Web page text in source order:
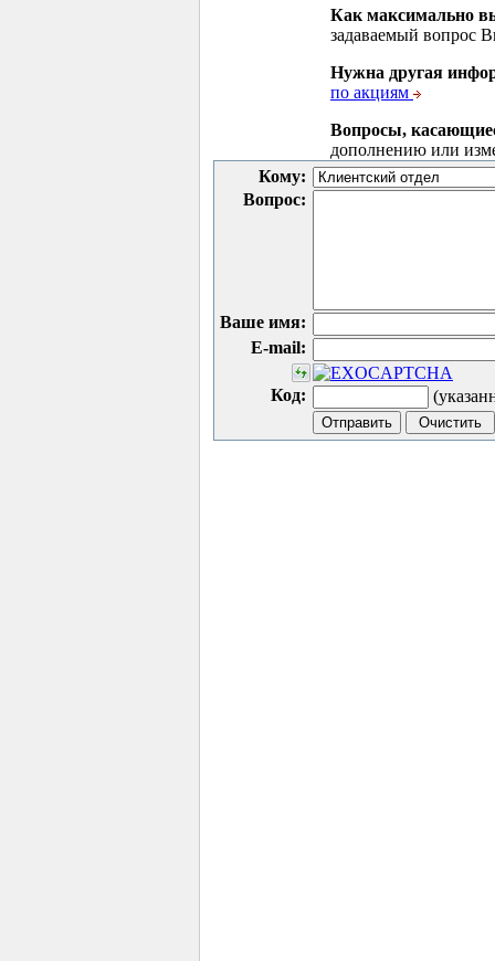
Как максимально
задаваемый вопрос
Нужна другая
по акциям
Вопросы,
дополнению или
Кому:
Вопрос:
Ваше имя:
E-mail:
Код: